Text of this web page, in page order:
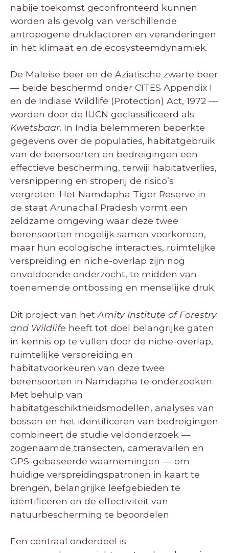
nabije toekomst geconfronteerd kunnen
worden als gevolg van verschillende
antropogene drukfactoren en veranderingen
in het klimaat en de ecosysteemdynamiek.
De Maleise beer en de Aziatische zwarte beer
— beide beschermd onder CITES Appendix I
en de Indiase Wildlife (Protection) Act, 1972 —
worden door de IUCN geclassificeerd als
Kwetsbaar. In India belemmeren beperkte
gegevens over de populaties, habitatgebruik
van de beersoorten en bedreigingen een
effectieve bescherming, terwijl habitatverlies,
versnippering en stroperij de risico’s
vergroten. Het Namdapha Tiger Reserve in
de staat Arunachal Pradesh vormt een
zeldzame omgeving waar deze twee
berensoorten mogelijk samen voorkomen,
maar hun ecologische interacties, ruimtelijke
verspreiding en niche-overlap zijn nog
onvoldoende onderzocht, te midden van
toenemende ontbossing en menselijke druk.
Dit project van het Amity Institute of Forestry
and Wildlife heeft tot doel belangrijke gaten
in kennis op te vullen door de niche-overlap,
ruimtelijke verspreiding en
habitatvoorkeuren van deze twee
berensoorten in Namdapha te onderzoeken.
Met behulp van
habitatgeschiktheidsmodellen, analyses van
bossen en het identificeren van bedreigingen
combineert de studie veldonderzoek —
zogenaamde transecten, cameravallen en
GPS-gebaseerde waarnemingen — om
huidige verspreidingspatronen in kaart te
brengen, belangrijke leefgebieden te
identificeren en de effectiviteit van
natuurbescherming te beoordelen.
Een centraal onderdeel is